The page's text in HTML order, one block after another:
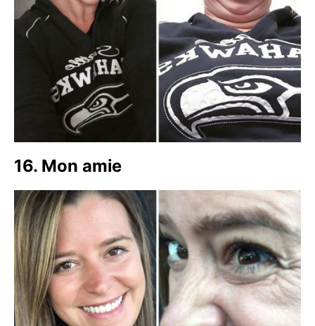
16. Mon amie